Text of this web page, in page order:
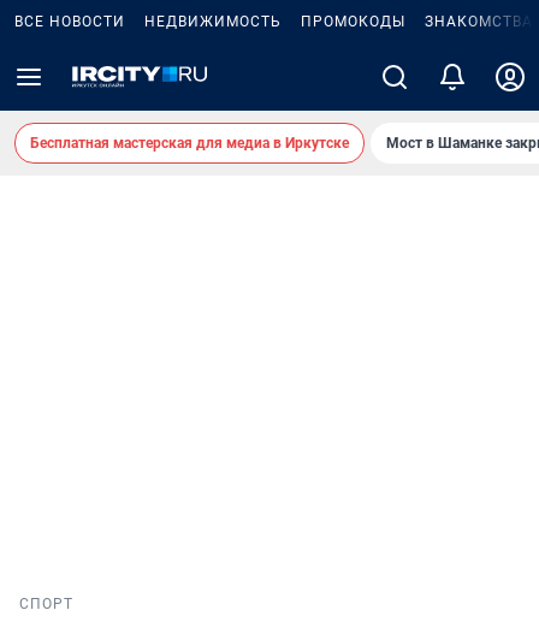
ВСЕ НОВОСТИ НЕДВИЖИМОСТЬ ПРОМОКОДЫ ЗНАКОМСТВА
Бесплатная мастерская для медиа в Иркутске Мост в Шаманке
СПОРТ